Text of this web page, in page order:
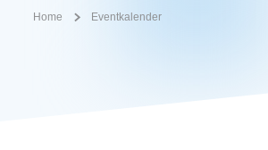
Home Eventkalender